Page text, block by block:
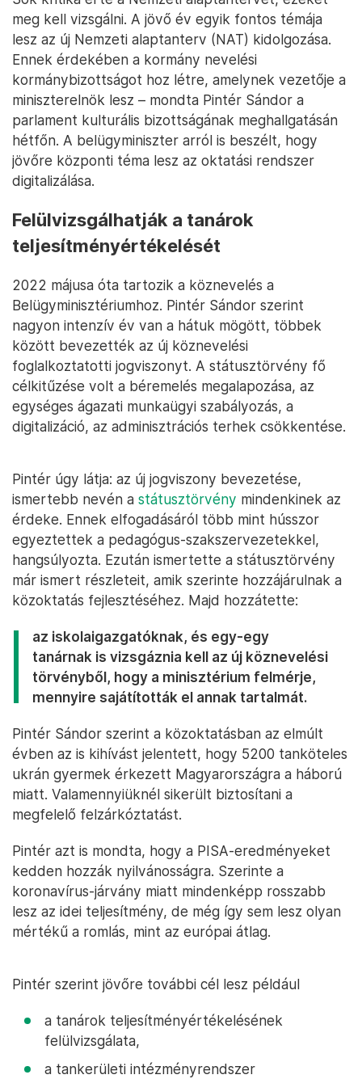
meg kell vizsgálni. A jövő év egyik fontos témája
lesz az új Nemzeti alaptanterv (NAT) kidolgozása.
Ennek érdekében a kormány nevelési
kormánybizottságot hoz létre, amelynek vezetője a
miniszterelnök lesz – mondta Pintér Sándor a
parlament kulturális bizottságának meghallgatásán
hétfőn. A belügyminiszter arról is beszélt, hogy
jövőre központi téma lesz az oktatási rendszer
digitalizálása.
Felülvizsgálhatják a tanárok
teljesítményértékelését
2022 májusa óta tartozik a köznevelés a
Belügyminisztériumhoz. Pintér Sándor szerint
nagyon intenzív év van a hátuk mögött, többek
között bevezették az új köznevelési
foglalkoztatotti jogviszonyt. A státusztörvény fő
célkitűzése volt a béremelés megalapozása, az
egységes ágazati munkaügyi szabályozás, a
digitalizáció, az adminisztrációs terhek csökkentése.
Pintér úgy látja: az új jogviszony bevezetése,
ismertebb nevén a státusztörvény mindenkinek az
érdeke. Ennek elfogadásáról több mint hússzor
egyeztettek a pedagógus-szakszervezetekkel,
hangsúlyozta. Ezután ismertette a státusztörvény
már ismert részleteit, amik szerinte hozzájárulnak a
közoktatás fejlesztéséhez. Majd hozzátette:
az iskolaigazgatóknak, és egy-egy
tanárnak is vizsgáznia kell az új köznevelési
törvényből, hogy a minisztérium felmérje,
mennyire sajátították el annak tartalmát.
Pintér Sándor szerint a közoktatásban az elmúlt
évben az is kihívást jelentett, hogy 5200 tanköteles
ukrán gyermek érkezett Magyarországra a háború
miatt. Valamennyiüknél sikerült biztosítani a
megfelelő felzárkóztatást.
Pintér azt is mondta, hogy a PISA-eredményeket
kedden hozzák nyilvánosságra. Szerinte a
koronavírus-járvány miatt mindenképp rosszabb
lesz az idei teljesítmény, de még így sem lesz olyan
mértékű a romlás, mint az európai átlag.
Pintér szerint jövőre további cél lesz például
a tanárok teljesítményértékelésének
felülvizsgálata,
a tankerületi intézményrendszer